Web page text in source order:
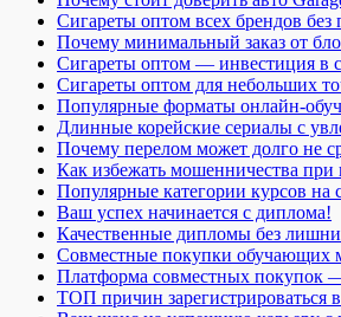
Сигареты оптом всех брендов без
Почему минимальный заказ от
Сигареты оптом — инвестиция в
Сигареты оптом для небольших
Популярные форматы онлайн-
Длинные корейские сериалы с
Почему перелом может долго не
Как избежать мошенничества при
Популярные категории курсов на
Ваш успех начинается с диплома!
Качественные дипломы без
Совместные покупки обучающих
Платформа совместных покупок
ТОП причин зарегистрироваться